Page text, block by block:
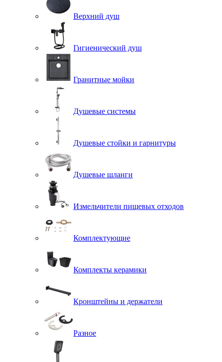
Верхний душ
Гигиенический душ
Гранитные мойки
Душевые системы
Душевые стойки и гарнитуры
Душевые шланги
Измельчители пищевых отходов
Комплектующие
Комплекты керамики
Кронштейны и держатели
Разное